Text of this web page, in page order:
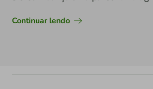
Continuar lendo